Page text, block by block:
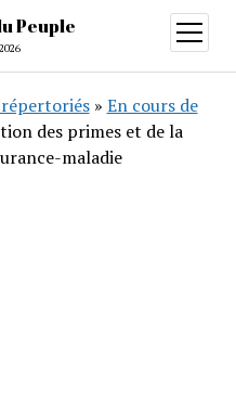
Peuple
ouvrir
menu
» En cours de
des primes et de la
maladie